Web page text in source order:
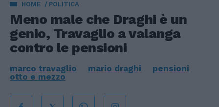
HOME POLITICA
Meno male che Draghi è un
genio, Travaglio a valanga
contro le pensioni
marco travaglio mario draghi
pensioni
otto e mezzo